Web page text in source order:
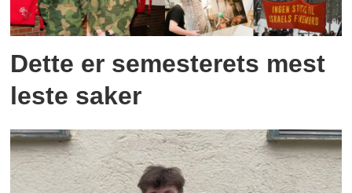
Dette er semesterets mest
leste saker